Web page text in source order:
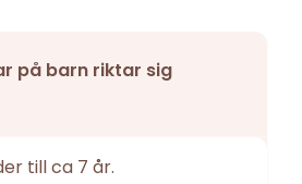
på barn riktar sig
till ca 7 år.